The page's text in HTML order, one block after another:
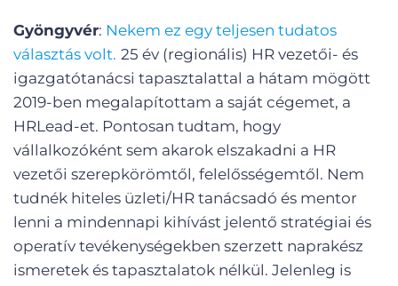
Gyöngyvér: Nekem ez egy teljesen tudatos
választás volt. 25 év (regionális) HR vezetői- és
igazgatótanácsi tapasztalattal a hátam mögött
2019-ben megalapítottam a saját cégemet, a
HRLead-et. Pontosan tudtam, hogy
vállalkozóként sem akarok elszakadni a HR
vezetői szerepkörömtől, felelősségemtől. Nem
tudnék hiteles üzleti/HR tanácsadó és mentor
lenni a mindennapi kihívást jelentő stratégiai és
operatív tevékenységekben szerzett naprakész
ismeretek és tapasztalatok nélkül. Jelenleg is